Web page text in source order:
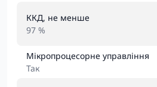
ККД, не менше
97 %
Мікропроцесорне управління
Так